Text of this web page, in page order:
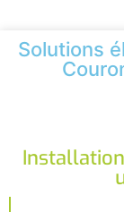
Solutions